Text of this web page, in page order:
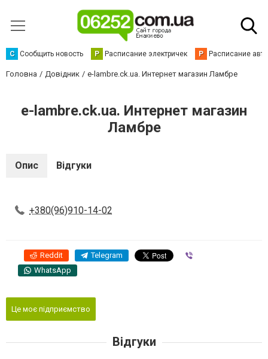
С Сообщить новость Р Расписание электричек Р Расписание
Головна Довідник e-lambre.ck.ua. Интернет магазин Ламбре
e-lambre.ck.ua. Интернет магазин
Ламбре
Опис Відгуки
+380(96)910-14-02
Reddit Telegram
WhatsApp
Це моє підприємство
Відгуки